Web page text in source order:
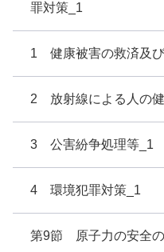
罪対策_1
1 健康被害の救済及
2 放射線による人の
3 公害紛争処理等_1
4 環境犯罪対策_1
第9節 原子力の安全